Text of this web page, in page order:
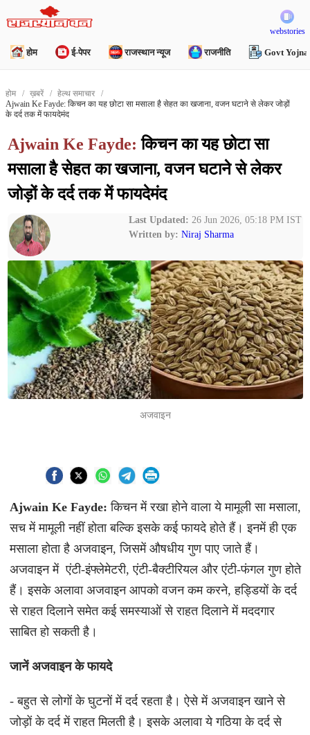
webstories
होम ई-पेपर राजस्थान न्यूज राजनीति Govt Yojna
होम ख़बरें
हेल्थ समाचार
Ajwain Ke Fayde: किचन का यह छोटा सा मसाला है सेहत का खजाना, वजन घटाने से लेकर जोड़ों
के दर्द तक में फायदेमंद
Ajwain Ke Fayde: किचन का यह छोटा सा
मसाला है सेहत का खजाना, वजन घटाने से लेकर
जोड़ों के दर्द तक में फायदेमंद
Last Updated: 26 Jun 2026, 05:18 PM IST
Written by: Niraj Sharma
अजवाइन
Ajwain Ke Fayde: किचन में रखा होने वाला ये मामूली सा मसाला,
सच में मामूली नहीं होता बल्कि इसके कई फायदे होते हैं। इनमें ही एक
मसाला होता है अजवाइन, जिसमें औषधीय गुण पाए जाते हैं।
अजवाइन में एंटी-इंफ्लेमेटरी, एंटी-बैक्टीरियल और एंटी-फंगल गुण होते
हैं। इसके अलावा अजवाइन आपको वजन कम करने, हड्डियों के दर्द
से राहत दिलाने समेत कई समस्याओं से राहत दिलाने में मददगार
साबित हो सकती है।
जानें अजवाइन के फायदे
- बहुत से लोगों के घुटनों में दर्द रहता है। ऐसे में अजवाइन खाने से
जोड़ों के दर्द में राहत मिलती है। इसके अलावा ये गठिया के दर्द से